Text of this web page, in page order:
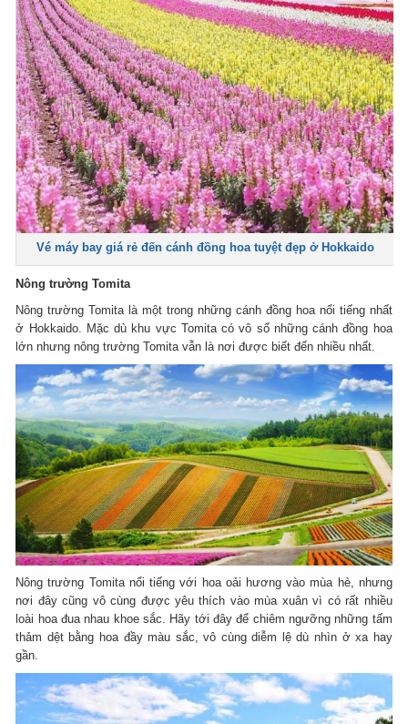
Vé máy bay giá rẻ đến cánh đồng hoa tuyệt đẹp ở Hokkaido
Nông trường Tomita
Nông trường Tomita là một trong những cánh đồng hoa nổi tiếng nhất
ở Hokkaido. Mặc dù khu vực Tomita có vô số những cánh đồng hoa
lớn nhưng nông trường Tomita vẫn là nơi được biết đến nhiều nhất.
Nông trường Tomita nổi tiếng với hoa oải hương vào mùa hè, nhưng
nơi đây cũng vô cùng được yêu thích vào mùa xuân vì có rất nhiều
loài hoa đua nhau khoe sắc. Hãy tới đây để chiêm ngưỡng những tấm
thảm dệt bằng hoa đầy màu sắc, vô cùng diễm lệ dù nhìn ở xa hay
gần.